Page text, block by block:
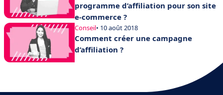
programme d’affiliation pour son site
e-commerce ?
Conseil• 10 août 2018
Comment créer une campagne
d’affiliation ?